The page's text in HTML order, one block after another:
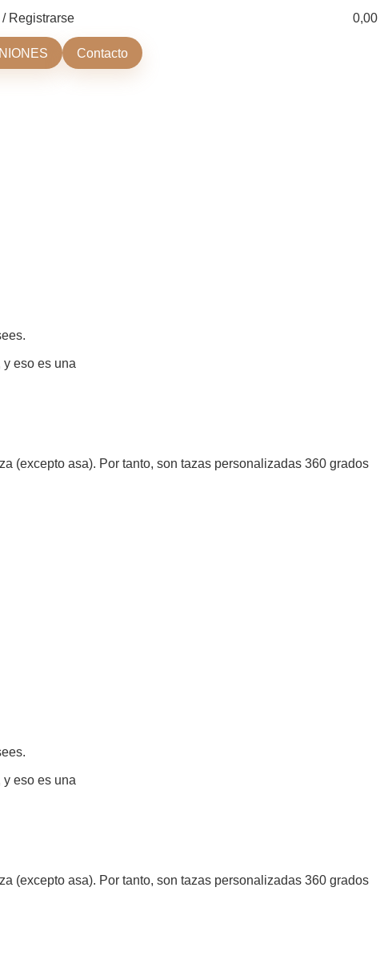
/ Registrarse 0,00
Contacto
eso es una
(excepto asa). Por tanto, son tazas personalizadas 360 grados
eso es una
(excepto asa). Por tanto, son tazas personalizadas 360 grados